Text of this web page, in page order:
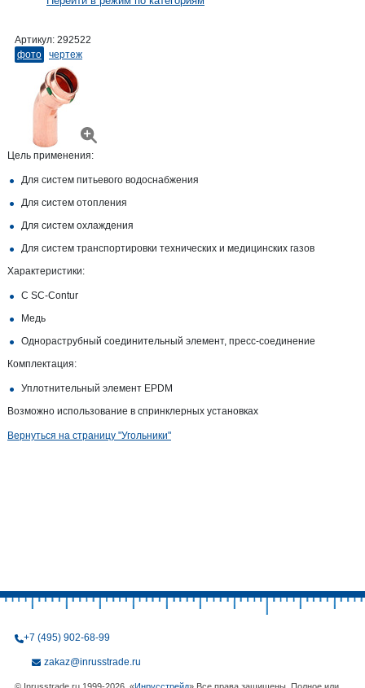
Артикул: 292522
фото
чертеж
Цель применения:
Для систем питьевого водоснабжения
Для систем отопления
Для систем охлаждения
Для систем транспортировки технических и медицинских газов
Характеристики:
С SC‑Contur
Медь
Однораструбный соединительный элемент, пресс-соединение
Комплектация:
Уплотнительный элемент EPDM
Возможно использование в спринклерных установках
Вернуться на страницу "Угольники"
+7 (495) 902-68-99
zakaz@inrusstrade.ru